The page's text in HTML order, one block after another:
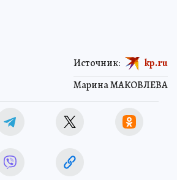
Марина МАКОВЛЕВА
Источник: kp.ru